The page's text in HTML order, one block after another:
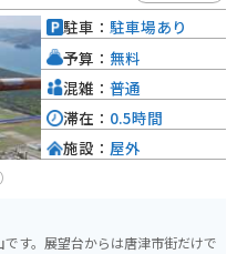
った料理などが楽しめます。
す。展望台からは唐津市街だけで
駐車： 駐車場あり
予算： 無料
混雑： 普通
滞在： 0.5時間
施設： 屋外